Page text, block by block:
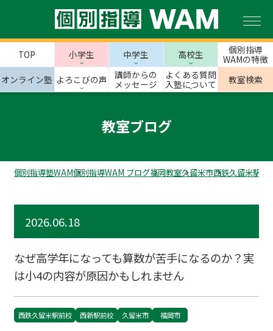
TOP 小学生 中学生 高校生
個別指導
WAMの特徴
オンライン塾 よろこびの声
講師からの
メッセージ
よくある質問
入塾について
教室検索
教室ブログ
個別指導塾WAM個別指導WAM ブログ福岡教室久留米市西鉄久留米駅前
2026.06.18
なぜ高学年になっても算数が苦手になるのか？実
は小4の内容が原因かもしれません
西鉄久留米駅前校 西新駅前校 久留米市 福岡市